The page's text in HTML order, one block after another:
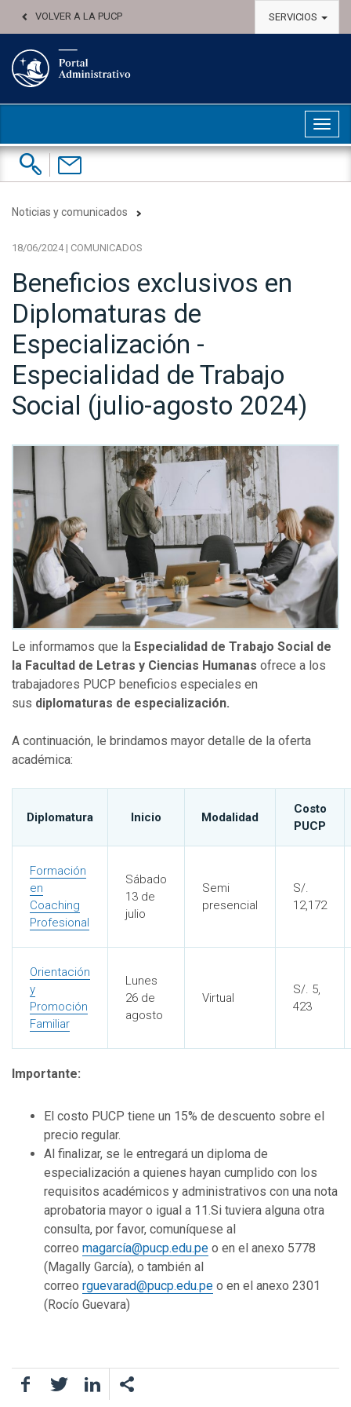
VOLVER A LA PUCP SERVICIOS
Buscar:
Contáctenos
Noticias y comunicados
18/06/2024 | COMUNICADOS
Beneficios exclusivos en
Diplomaturas de
Especialización -
Especialidad de Trabajo
Social (julio-agosto 2024)
Le informamos que la Especialidad de Trabajo Social de
la Facultad de Letras y Ciencias Humanas ofrece a los
trabajadores PUCP beneficios especiales en
sus diplomaturas de especialización.
A continuación, le brindamos mayor detalle de la oferta
académica:
Diplomatura Inicio Modalidad
Costo
PUCP
Formación
en
Coaching
Profesional
Sábado
13 de
julio
Semi
presencial
S/.
12,172
Orientación
y
Promoción
Familiar
Lunes
26 de
agosto
Virtual
S/. 5,
423
Importante:
El costo PUCP tiene un 15% de descuento sobre el
precio regular.
Al finalizar, se le entregará un diploma de
especialización a quienes hayan cumplido con los
requisitos académicos y administrativos con una nota
aprobatoria mayor o igual a 11.Si tuviera alguna otra
consulta, por favor, comuníquese al
correo magarcía@pucp.edu.pe o en el anexo 5778
(Magally García), o también al
correo rguevarad@pucp.edu.pe o en el anexo 2301
(Rocío Guevara)
FacebookTwitter LinkedIn